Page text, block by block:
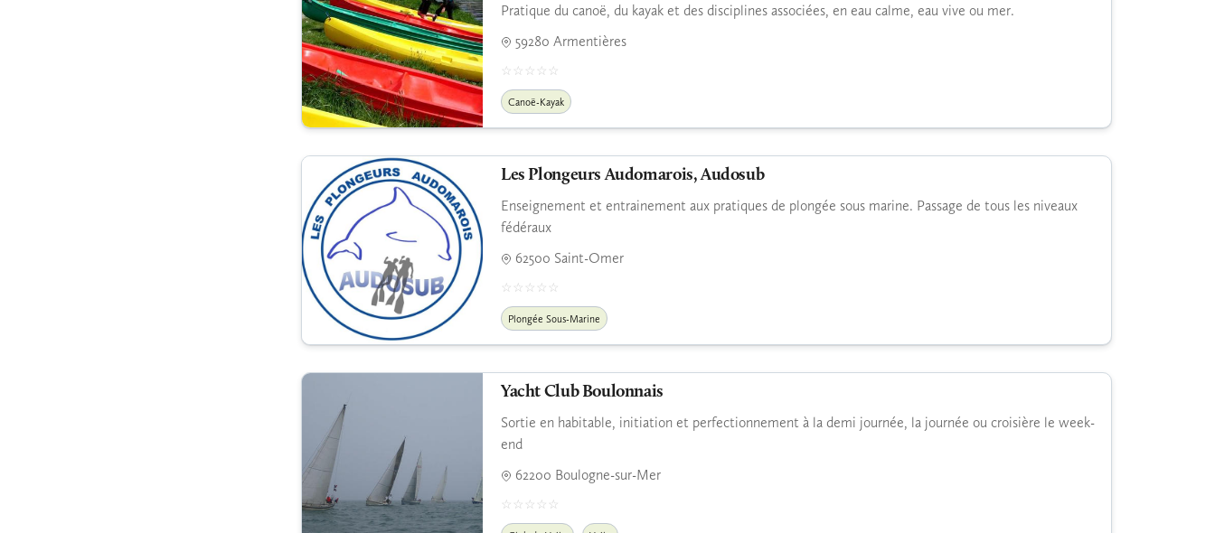
Pratique du canoë, du kayak et des disciplines associées, en eau calme, eau vive ou mer.
59280 Armentières
Canoë-Kayak
Les Plongeurs Audomarois, Audosub
Enseignement et entrainement aux pratiques de plongée sous marine. Passage de tous les niveaux
fédéraux
62500 Saint-Omer
Plongée Sous-Marine
Yacht Club Boulonnais
Sortie en habitable, initiation et perfectionnement à la demi journée, la journée ou croisière le week-
end
62200 Boulogne-sur-Mer